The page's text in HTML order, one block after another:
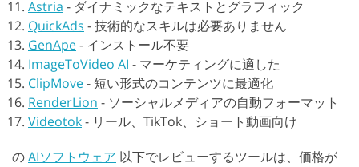
Astria - ダイナミックなテキストとグラフィック
QuickAds -技術的なスキルは必要ありません
GenApe- インストール不要
ImageToVideo AI - マーケティングに適した
ClipMove-短い形式のコンテンツに最適化
RenderLion - ソーシャルメディアの自動フォーマット
Videotok- リール、TikTok、ショート動画向け
のAIソフトウェア 以下でレビューするツールは、価格が